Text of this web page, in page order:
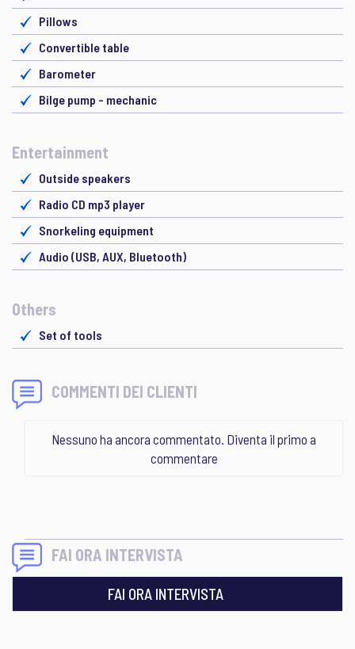
Pillows
Convertible table
Barometer
Bilge pump - mechanic
Entertainment
Outside speakers
Radio CD mp3 player
Snorkeling equipment
Audio (USB, AUX, Bluetooth)
Others
Set of tools
COMMENTI DEI CLIENTI
Nessuno ha ancora commentato. Diventa il primo a
commentare
FAI ORA INTERVISTA
FAI ORA INTERVISTA